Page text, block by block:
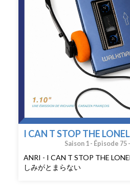
I CAN T STOP THE
Saison 1 - Épisode 75 -
ANRI - I CAN T STOP THE
しみがとまらない